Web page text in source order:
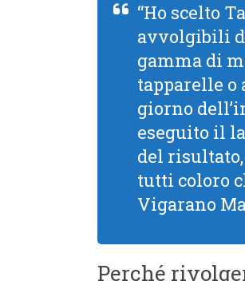
“Ho scelto
avvolgibili
gamma di
tapparelle
giorno
eseguito il
del
tutti coloro
Vigarano
Perché